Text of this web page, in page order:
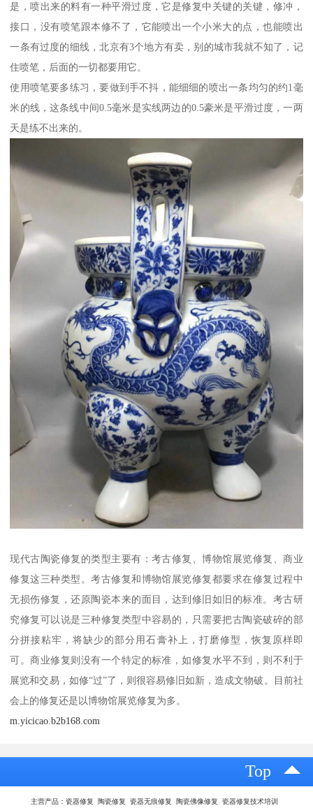
是，喷出来的料有一种平滑过度，它是修复中关键的关键，修冲，
接口，没有喷笔跟本修不了，它能喷出一个小米大的点，也能喷出
一条有过度的细线，北京有3个地方有卖，别的城市我就不知了，记
住喷笔，后面的一切都要用它。
使用喷笔要多练习，要做到手不抖，能细细的喷出一条均匀的约1毫
米的线，这条线中间0.5毫米是实线两边的0.5豪米是平滑过度，一两
天是练不出来的。
现代古陶瓷修复的类型主要有：考古修复、博物馆展览修复、商业
修复这三种类型。考古修复和博物馆展览修复都要求在修复过程中
无损伤修复，还原陶瓷本来的面目，达到修旧如旧的标准。考古研
究修复可以说是三种修复类型中容易的，只需要把古陶瓷破碎的部
分拼接粘牢，将缺少的部分用石膏补上，打磨修型，恢复原样即
可。商业修复则没有一个特定的标准，如修复水平不到，则不利于
展览和交易，如修“过”了，则很容易修旧如新，造成文物破。目前社
会上的修复还是以博物馆展览修复为多。
m.yicicao.b2b168.com
Top
主营产品：瓷器修复 陶瓷修复 瓷器无痕修复 陶瓷佛像修复 瓷器修复技术培训